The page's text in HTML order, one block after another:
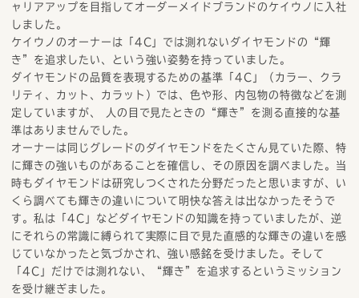
ャリアアップを目指してオーダーメイドブランドのケイウノに入社
しました。
ケイウノのオーナーは「4C」では測れないダイヤモンドの“輝
き”を追求したい、という強い姿勢を持っていました。
ダイヤモンドの品質を表現するための基準「4C」（カラー、クラ
リティ、カット、カラット）では、色や形、内包物の特徴などを測
定していますが、 人の目で見たときの“輝き”を測る直接的な基
準はありませんでした。
オーナーは同じグレードのダイヤモンドをたくさん見ていた際、特
に輝きの強いものがあることを確信し、その原因を調べました。当
時もダイヤモンドは研究しつくされた分野だったと思いますが、い
くら調べても輝きの違いについて明快な答えは出なかったそうで
す。私は「4C」などダイヤモンドの知識を持っていましたが、逆
にそれらの常識に縛られて実際に目で見た直感的な輝きの違いを感
じていなかったと気づかされ、強い感銘を受けました。そして
「4C」だけでは測れない、“輝き”を追求するというミッション
を受け継ぎました。